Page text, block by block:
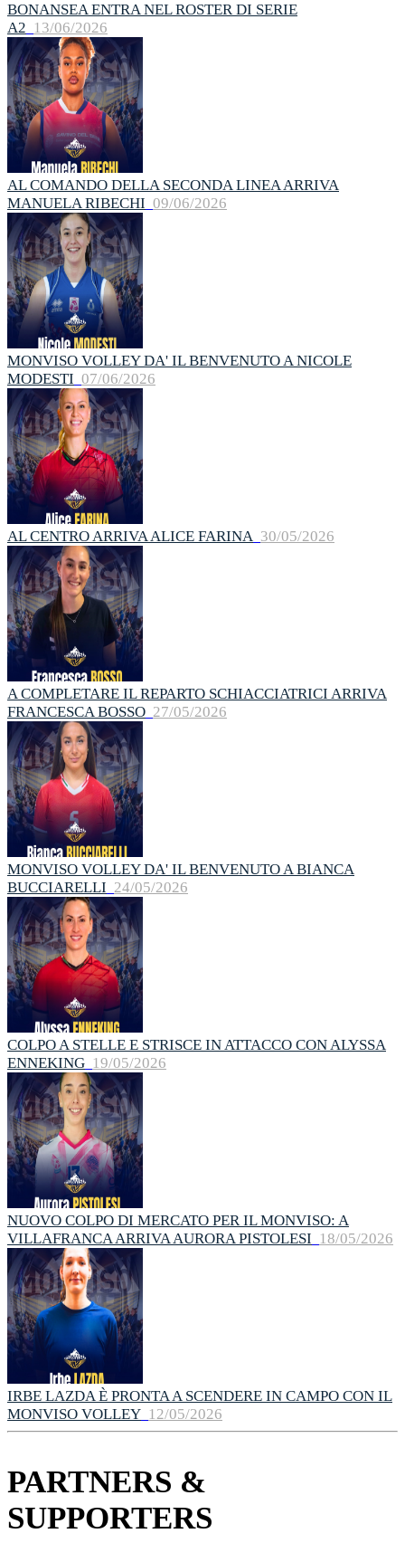
BONANSEA ENTRA NEL ROSTER DI SERIE
A2 13/06/2026
AL COMANDO DELLA SECONDA LINEA ARRIVA
MANUELA RIBECHI 09/06/2026
MONVISO VOLLEY DA' IL BENVENUTO A NICOLE
MODESTI 07/06/2026
AL CENTRO ARRIVA ALICE FARINA 30/05/2026
A COMPLETARE IL REPARTO SCHIACCIATRICI ARRIVA
FRANCESCA BOSSO 27/05/2026
MONVISO VOLLEY DA' IL BENVENUTO A BIANCA
BUCCIARELLI 24/05/2026
COLPO A STELLE E STRISCE IN ATTACCO CON ALYSSA
ENNEKING 19/05/2026
NUOVO COLPO DI MERCATO PER IL MONVISO: A
VILLAFRANCA ARRIVA AURORA PISTOLESI 18/05/2026
IRBE LAZDA È PRONTA A SCENDERE IN CAMPO CON IL
MONVISO VOLLEY 12/05/2026
PARTNERS &
SUPPORTERS